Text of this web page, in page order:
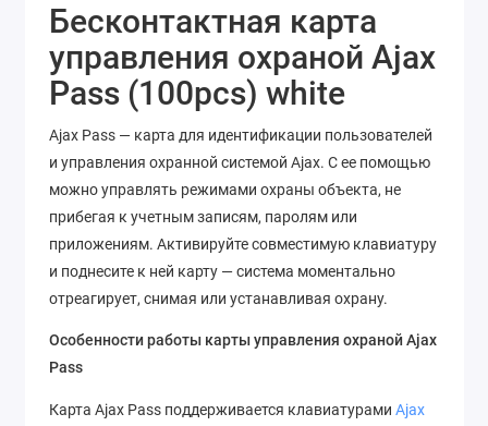
Бесконтактная карта
управления охраной Ajax
Pass (100pcs) white
Ajax Pass — карта для идентификации пользователей
и управления охранной системой Ajax. С ее помощью
можно управлять режимами охраны объекта, не
прибегая к учетным записям, паролям или
приложениям. Активируйте совместимую клавиатуру
и поднесите к ней карту — система моментально
отреагирует, снимая или устанавливая охрану.
Особенности работы карты управления охраной Ajax
Pass
Карта Ajax Pass поддерживается клавиатурами Ajax